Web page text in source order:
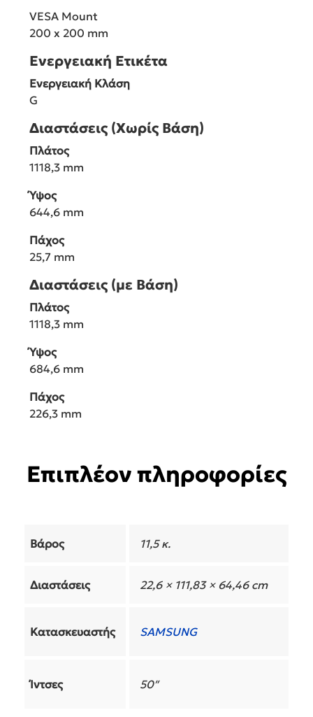
VESA Mount
200 x 200 mm
Ενεργειακή Ετικέτα
Ενεργειακή Κλάση
G
Διαστάσεις (Χωρίς Βάση)
Πλάτος
1118,3 mm
Ύψος
644,6 mm
Πάχος
25,7 mm
Διαστάσεις (με Βάση)
Πλάτος
1118,3 mm
Ύψος
684,6 mm
Πάχος
226,3 mm
Επιπλέον πληροφορίες
Βάρος 11,5 κ.
Διαστάσεις 22,6 × 111,83 × 64,46 cm
Κατασκευαστής SAMSUNG
Ίντσες 50″